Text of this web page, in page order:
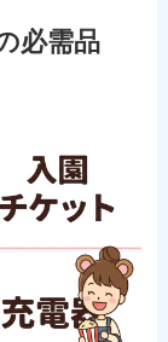
必需品